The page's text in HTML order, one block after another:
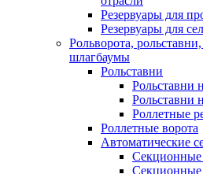
Резервуары для
Резервуары для
Рольворота,
шлагбаумы
Рольставни
Рольставни
Рольставни
Роллетные
Роллетные ворота
Автоматические
Секционные
Секционные